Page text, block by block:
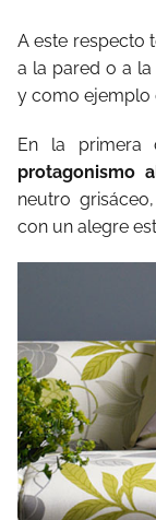
A este respecto
a la pared o a
y como ejemplo
En la primera
protagonismo
neutro
con un alegre